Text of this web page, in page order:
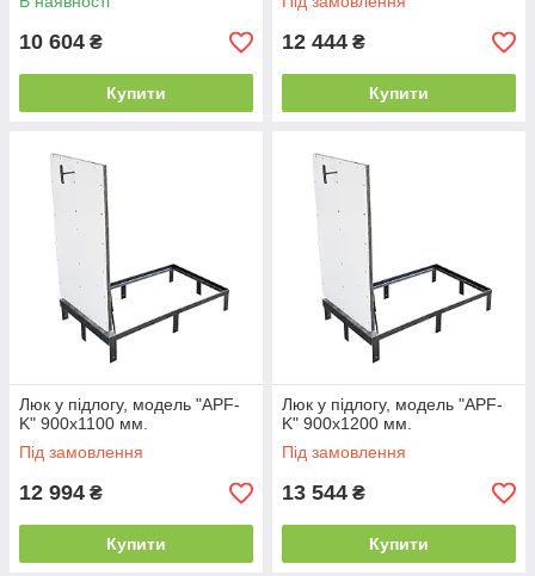
10 604 ₴
Купити
12 444 ₴
Купити
Люк у підлогу, модель "APF-
K" 900х1100 мм.
Під замовлення
12 994 ₴
Купити
Люк у підлогу, модель "APF-
K" 900х1200 мм.
Під замовлення
13 544 ₴
Купити